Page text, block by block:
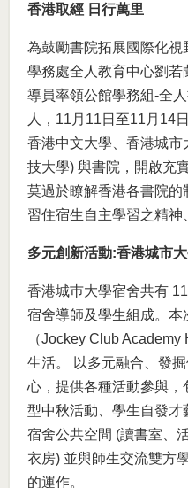
香港取經 日行萬里
為鼓勵書院拓展國際化
學務處全人教育中心劉
導員率領公館學務組-全
人，11月11日至11月14
香港中文大學、香港城
技大學) 與書院，開啟充
莫過於瞭解香港各書院
習住宿生自主學習之精神
多元創新活動:香港城市
香港城巿大學宿舍共有
宿舍導師及學生組成。
（Jockey Club
生活。 以多元融合、發
心，提供各種活動參與
型中秋活動、學生自發才
宿舍公共空間 (讀書室、
衣房) 並與師生交流雙方
的運作。